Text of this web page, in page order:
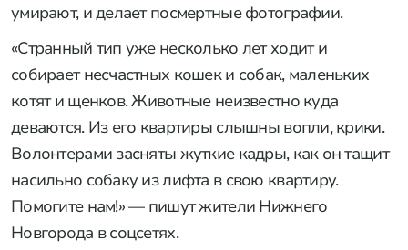
умирают, и делает посмертные фотографии.
«Странный тип уже несколько лет ходит и
собирает несчастных кошек и собак, маленьких
котят и щенков. Животные неизвестно куда
деваются. Из его квартиры слышны вопли, крики.
Волонтерами засняты жуткие кадры, как он тащит
насильно собаку из лифта в свою квартиру.
Помогите нам!» — пишут жители Нижнего
Новгорода в соцсетях.